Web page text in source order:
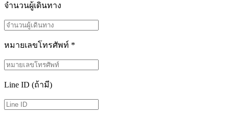
จำนวนผู้เดินทาง
หมายเลขโทรศัพท์ *
Line ID (ถ้ามี)